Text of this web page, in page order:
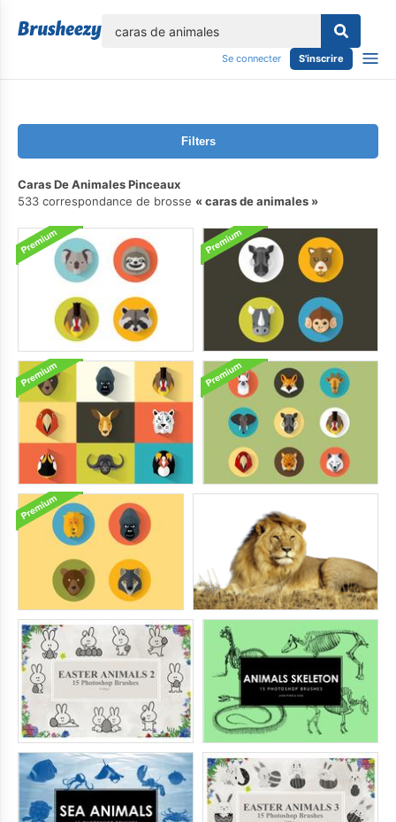
Se connecter S'inscrire
Filters
Caras De Animales Pinceaux
533 correspondance de brosse
caras de animales